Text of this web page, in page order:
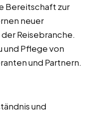
Bereitschaft zur
neuer
Reisebranche.
und Pflege von
und Partnern.
und